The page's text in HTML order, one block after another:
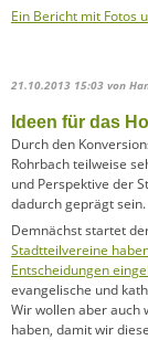
Ein Bericht mit Fotos
21.10.2013 15:03 von
Ideen für das
Durch den
Rohrbach teilweise
und Perspektive der
dadurch geprägt sein.
Demnächst startet
Stadtteilvereine
Entscheidungen
evangelische und
Wir wollen aber auch
haben, damit wir